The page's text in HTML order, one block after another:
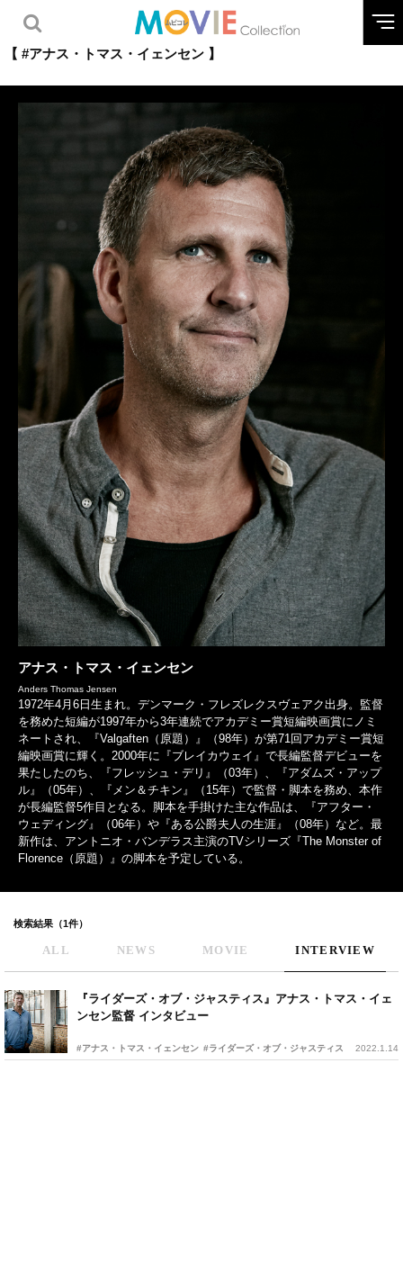
【 #アナス・トマス・イェンセン 】
アナス・トマス・イェンセン
Anders Thomas Jensen
1972年4月6日生まれ。デンマーク・フレズレクスヴェアク出身。監督
を務めた短編が1997年から3年連続でアカデミー賞短編映画賞にノミ
ネートされ、『Valgaften（原題）』（98年）が第71回アカデミー賞短
編映画賞に輝く。2000年に『ブレイカウェイ』で長編監督デビューを
果たしたのち、『フレッシュ・デリ』（03年）、『アダムズ・アップ
ル』（05年）、『メン＆チキン』（15年）で監督・脚本を務め、本作
が長編監督5作目となる。脚本を手掛けた主な作品は、『アフター・
ウェディング』（06年）や『ある公爵夫人の生涯』（08年）など。最
新作は、アントニオ・バンデラス主演のTVシリーズ『The Monster of
Florence（原題）』の脚本を予定している。
検索結果（1件）
ALL NEWS MOVIE INTERVIEW
『ライダーズ・オブ・ジャスティス』アナス・トマス・イェ
ンセン監督 インタビュー
#アナス・トマス・イェンセン #ライダーズ・オブ・ジャスティス 2022.1.14